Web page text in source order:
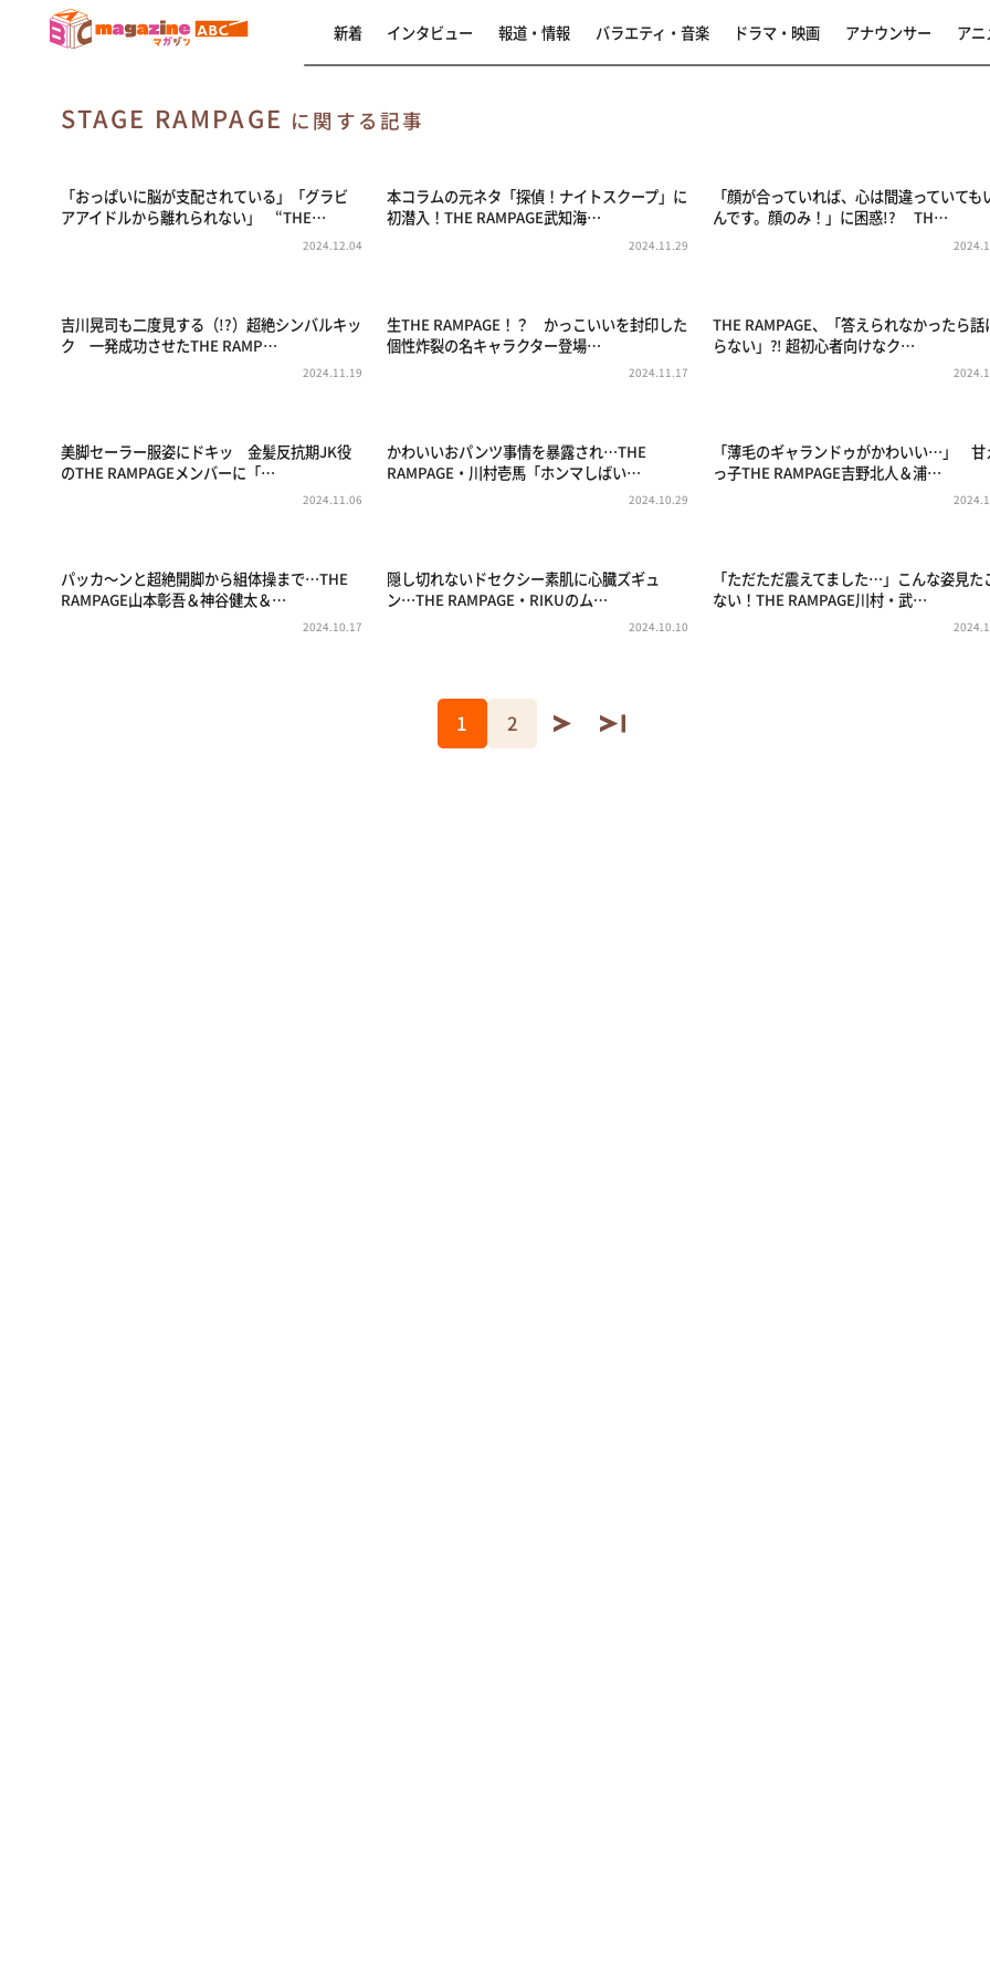
新着 インタビュー 報道・情報 バラエティ・音楽 ドラマ・映画 アナウンサー アニ
STAGE RAMPAGE に関する記事
「おっぱいに脳が支配されている」「グラビ
アアイドルから離れられない」 “THE…
2024.12.04
本コラムの元ネタ「探偵！ナイトスクープ」に
初潜入！THE RAMPAGE武知海…
2024.11.29
「顔が合っていれば、心は間違っていても
んです。顔のみ！」に困惑!? TH…
吉川晃司も二度見する（!?）超絶シンバルキッ
ク 一発成功させたTHE RAMP…
2024.11.19
生THE RAMPAGE！？ かっこいいを封印した
個性炸裂の名キャラクター登場…
2024.11.17
THE RAMPAGE、「答えられなかったら話
らない」⁈ 超初心者向けなク…
美脚セーラー服姿にドキッ 金髪反抗期JK役
のTHE RAMPAGEメンバーに「…
2024.11.06
かわいいおパンツ事情を暴露され…THE
RAMPAGE・川村壱馬「ホンマしばい…
2024.10.29
「薄毛のギャランドゥがかわいい…」 甘
っ子THE RAMPAGE吉野北人＆浦…
パッカ～ンと超絶開脚から組体操まで…THE
RAMPAGE山本彰吾＆神谷健太＆…
2024.10.17
隠し切れないドセクシー素肌に心臓ズギュ
ン…THE RAMPAGE・RIKUのム…
2024.10.10
「ただただ震えてました…」こんな姿見た
ない！THE RAMPAGE川村・武…
1 2